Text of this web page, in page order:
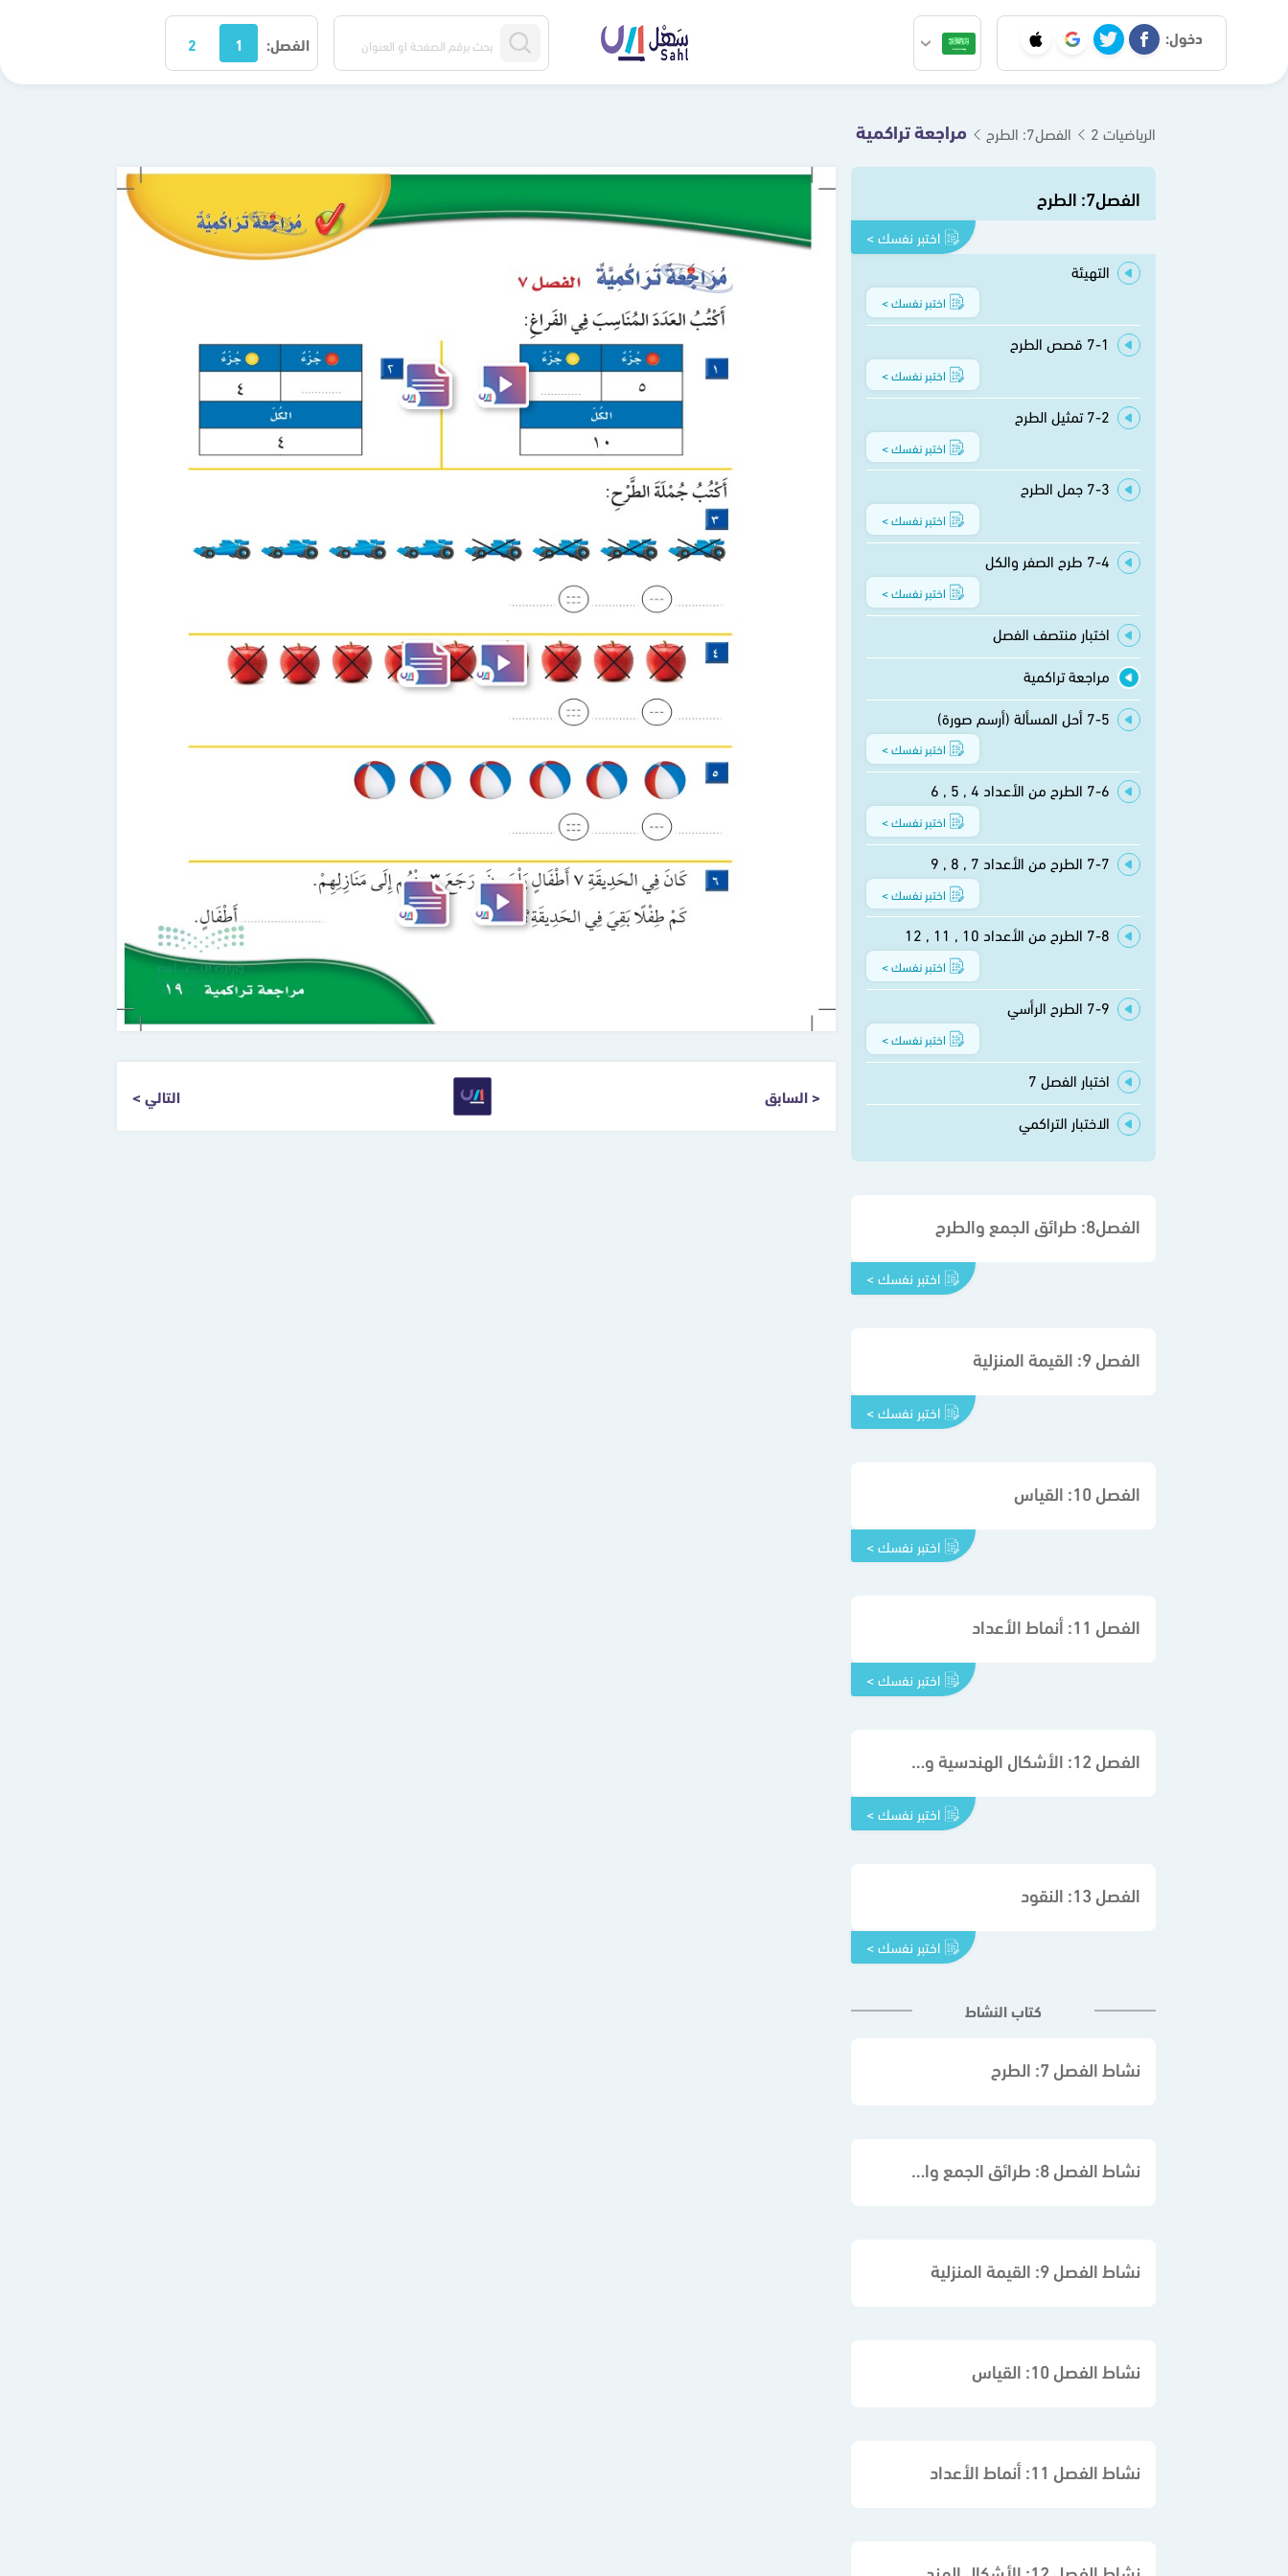
دخول: الفصل: 1
2
الرياضيات 2 الفصل7: الطرح مراجعة تراكمية
الفصل7: الطرح
اختبر نفسك >
التهيئة
اختبر نفسك >
7-1 قصص الطرح
اختبر نفسك >
7-2 تمثيل الطرح
اختبر نفسك >
7-3 جمل الطرح
اختبر نفسك >
7-4 طرح الصفر والكل
اختبر نفسك >
اختبار منتصف الفصل
مراجعة تراكمية
7-5 أحل المسألة (أرسم صورة)
اختبر نفسك >
7-6 الطرح من الأعداد 4 , 5 , 6
اختبر نفسك >
7-7 الطرح من الأعداد 7 , 8 , 9
اختبر نفسك >
7-8 الطرح من الأعداد 10 , 11 , 12
اختبر نفسك >
7-9 الطرح الرأسي
اختبر نفسك >
اختبار الفصل 7
الاختبار التراكمي
الفصل8: طرائق الجمع والطرح
اختبر نفسك >
الفصل 9: القيمة المنزلية
اختبر نفسك >
الفصل 10: القياس
اختبر نفسك >
الفصل 11: أنماط الأعداد
اختبر نفسك >
الفصل 12: الأشكال الهندسية والكسور
اختبر نفسك >
الفصل 13: النقود
اختبر نفسك >
كتاب النشاط
نشاط الفصل 7: الطرح
نشاط الفصل 8: طرائق الجمع والطرح
نشاط الفصل 9: القيمة المنزلية
نشاط الفصل 10: القياس
نشاط الفصل 11: أنماط الأعداد
< السابق التالي >